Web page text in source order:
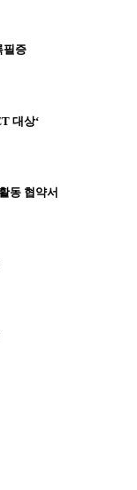
필증
대상‘
동 협약서